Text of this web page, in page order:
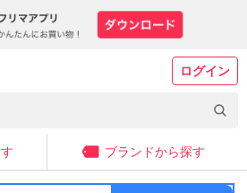
ログイン
ブランドから探す